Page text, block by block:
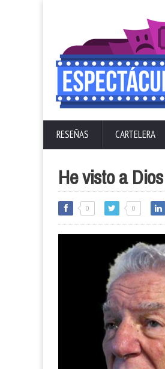
RESEÑAS CARTELERA
He visto a Dios
0 0